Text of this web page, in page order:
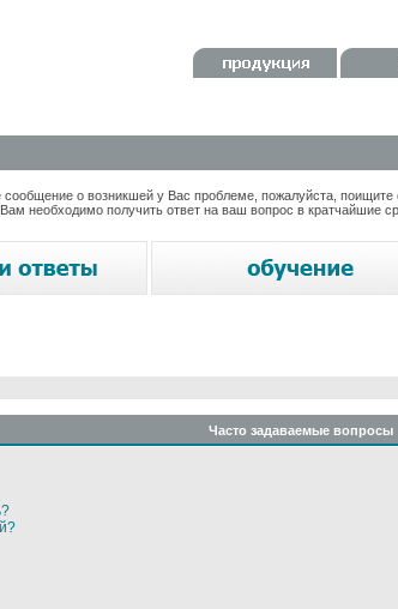
о возникшей у Вас проблеме, пожалуйста, поищите
необходимо получить ответ на ваш вопрос в кратчайшие
Часто задаваемые вопросы